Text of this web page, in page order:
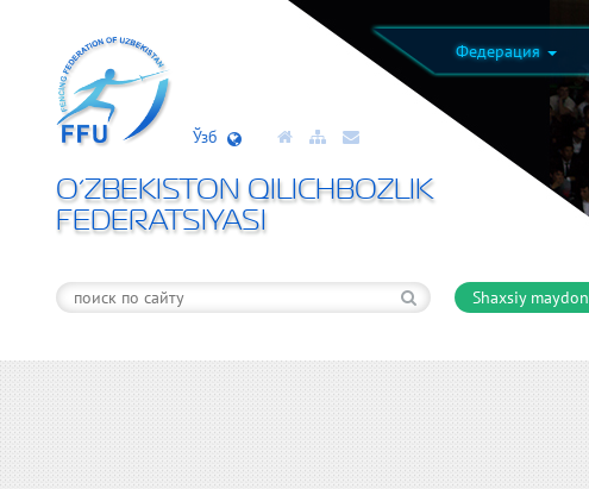
Федерация
Ўзб
O’ZBEKISTON QILICHBOZLIK
FEDERATSIYASI
Shaxsiy maydon